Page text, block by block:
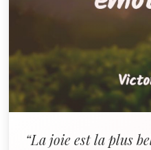
“La joie est la plus